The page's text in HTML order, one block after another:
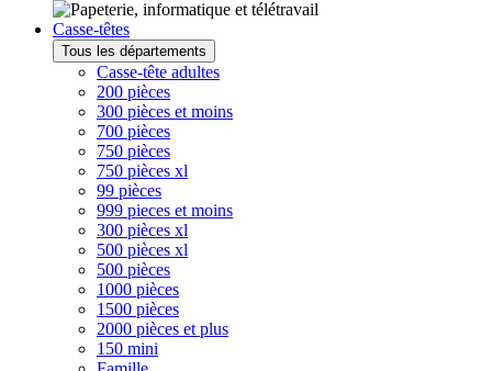
Casse-têtes
Tous les départements
Casse-tête adultes
200 pièces
300 pièces et moins
700 pièces
750 pièces
750 pièces xl
99 pièces
999 pieces et moins
300 pièces xl
500 pièces xl
500 pièces
1000 pièces
1500 pièces
2000 pièces et plus
150 mini